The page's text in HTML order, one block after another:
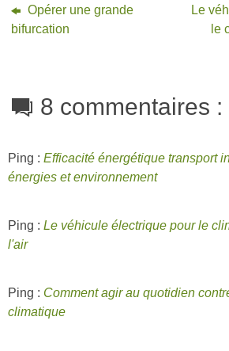
Opérer une grande
bifurcation
Le
le
8 commentaires :
Ping : Efficacité énergétique transport
énergies et environnement
Ping : Le véhicule électrique pour le
l'air
Ping : Comment agir au quotidien
climatique